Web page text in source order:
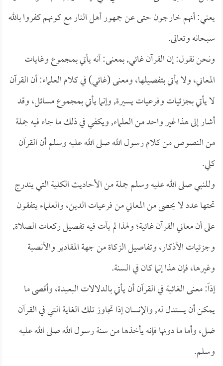
يعني: أنهم خارجون حتى عن جمهور أهل النار مع كونهم كفروا بالله
سبحانه وتعالى.
ونحن نقول: إن القرآن غائي, بمعنى: أنه يأتي بمجموع وغايات
المعاني، ولا يأتي بتفصيلها، ومعنى (غائي) في كلام العلماء: أن القرآن
لا يأتي بجزئيات وفرعيات يسيرة, وإنما يأتي بمجموع مسائل، وقد
أشار إلى هذا غير واحد من العلماء, ويكفي في ذلك ما جاء فيه جملة
من النصوص من كلام رسول الله صلى الله عليه وسلم أن القرآن
كلي.
وللنبي صلى الله عليه وسلم جملة من الأحاديث الكلية التي يندرج
تحتها عدد لا يحصى من المعاني من فرعيات الدين، والعلماء يتفقون
على أن معاني القرآن غائية؛ ولهذا لم يأت فيه تفصيل ركعات الصلاة,
وجزئيات الأذكار، وتفاصيل الزكاة من جهة المقادير والأنصبة
وغيرها، فإن هذا إنما كان في السنة.
إذاً: معنى الغائية في القرآن أن يأتي بالدلالات البعيدة، وأقصى ما
يمكن أن يستدل له, والإنسان إذا تجاوز تلك الغاية التي في القرآن
ضل، وأما ما دونها فإنه يأخذها من سنة رسول الله صلى الله عليه
وسلم.